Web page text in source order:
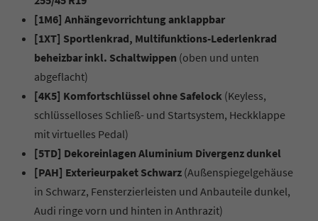
[1M6] Anhängevorrichtung anklappbar
[1XT] Sportlenkrad, Multifunktions-Lederlenkrad
beheizbar inkl. Schaltwippen (oben und unten
abgeflacht)
[4K5] Komfortschlüssel ohne Safelock (Keyless,
schlüsselloses Schließ- und Startsystem, Heckklappe
mit virtuelles Pedal)
[5TD] Dekoreinlagen Aluminium Divergenz dunkel
[PAH] Exterieurpaket Schwarz (Außenspiegelgehäuse
in Schwarz, Fensterzierleisten und Anbauteile dunkel,
Audi ringe vorn und hinten in Anthrazit)